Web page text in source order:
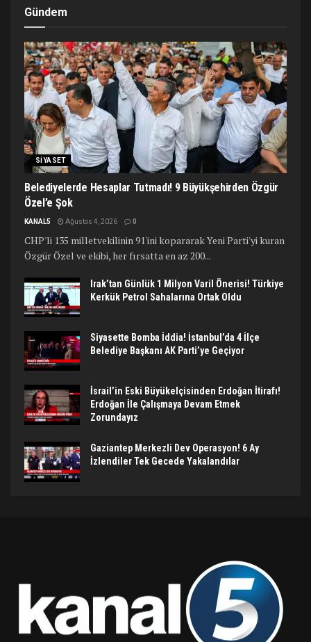
Gündem
SIYASET
Belediyelerde Hesaplar Tutmadı! 9 Büyükşehirden Özgür
Özel’e Şok
KANAL5 Ağustos 4, 2026 0
CHP'li 135 milletvekilinin 91'ini kopararak Yeni Parti'yi kuran
Özgür Özel ve ekibi, her fırsatta en az 200...
Irak’tan Günlük 1 Milyon Varil Önerisi! Türkiye
Kerkük Petrol Sahalarına Ortak Oldu
Siyasette Bomba İddia! İstanbul’da 4 İlçe
Belediye Başkanı AK Parti’ye Geçiyor
İsrail’in Eski Büyükelçisinden Erdoğan İtirafı!
Erdoğan İle Çalışmaya Devam Etmek
Zorundayız
Gaziantep Merkezli Dev Operasyon! 6 Ay
İzlendiler Tek Gecede Yakalandılar